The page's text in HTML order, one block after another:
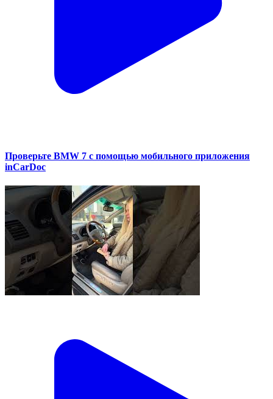
Проверьте BMW 7 с помощью мобильного приложения
inCarDoc